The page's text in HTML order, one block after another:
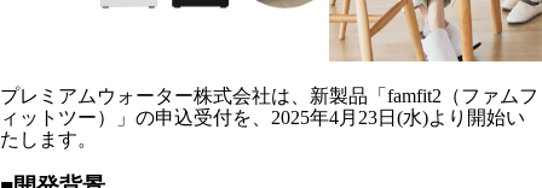
プレミアムウォーター株式会社は、新製品「famfit2（ファムフ
ィットツー）」の申込受付を、2025年4月23日(水)より開始い
たします。